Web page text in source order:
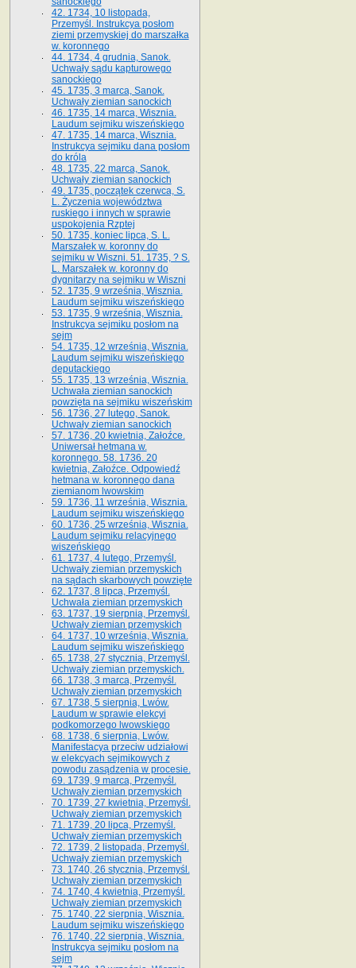
42. 1734, 10 listopada,
Przemyśl. Instrukcya posłom
ziemi przemyskiej do marszałka
w. koronnego
44. 1734, 4 grudnia, Sanok.
Uchwały sądu kapturowego
sanockiego
45. 1735, 3 marca, Sanok.
Uchwały ziemian sanockich
46. 1735, 14 marca, Wisznia.
Laudum sejmiku wiszeńskiego
47. 1735, 14 marca, Wisznia.
Instrukcya sejmiku dana posłom
do króla
48. 1735, 22 marca, Sanok.
Uchwały ziemian sanockich
49. 1735, początek czerwca, S.
L. Życzenia województwa
ruskiego i innych w sprawie
uspokojenia Rzptej
50. 1735, koniec lipca, S. L.
Marszałek w. koronny do
sejmiku w Wiszni. 51. 1735, ? S.
L. Marszałek w. koronny do
dygnitarzy na sejmiku w Wiszni
52. 1735, 9 września, Wisznia.
Laudum sejmiku wiszeńskiego
53. 1735, 9 września, Wisznia.
Instrukcya sejmiku posłom na
sejm
54. 1735, 12 września, Wisznia.
Laudum sejmiku wiszeńskiego
deputackiego
55. 1735, 13 września, Wisznia.
Uchwała ziemian sanockich
powzięta na sejmiku wiszeńskim
56. 1736, 27 lutego, Sanok.
Uchwały ziemian sanockich
57. 1736, 20 kwietnia, Załoźce.
Uniwersał hetmana w.
koronnego. 58. 1736. 20
kwietnia, Załoźce. Odpowiedź
hetmana w. koronnego dana
ziemianom lwowskim
59. 1736, 11 września, Wisznia.
Laudum sejmiku wiszeńskiego
60. 1736, 25 września, Wisznia.
Laudum sejmiku relacyjnego
wiszeńskiego
61. 1737, 4 lutego, Przemyśl.
Uchwały ziemian przemyskich
na sądach skarbowych powzięte
62. 1737, 8 lipca, Przemyśl.
Uchwała ziemian przemyskich
63. 1737, 19 sierpnia, Przemyśl.
Uchwały ziemian przemyskich
64. 1737, 10 września, Wisznia.
Laudum sejmiku wiszeńskiego
65. 1738, 27 stycznia, Przemyśl.
Uchwały ziemian przemyskich­­.
66. 1738, 3 marca, Przemyśl.
Uchwały ziemian przemyskich­
67. 1738, 5 sierpnia, Lwów.
Laudum w sprawie elekcyi
podkomorzego lwowskiego
68. 1738, 6 sierpnia, Lwów.
Manifestacya przeciw udziałowi
w elekcyach sejmikowych z
powodu zasądzenia w procesie.
69. 1739, 9 marca, Przemyśl.
Uchwały ziemian przemyskich
70. 1739, 27 kwietnia, Przemyśl.
Uchwały ziemian przemyskich
71. 1739, 20 lipca, Przemyśl.
Uchwały ziemian przemyskich
72. 1739, 2 listopada, Przemyśl.
Uchwały ziemian przemyskich
73. 1740, 26 stycznia, Przemyśl.
Uchwały ziemian przemyskich
74. 1740, 4 kwietnia, Przemyśl.
Uchwały ziemian przemyskich
75. 1740, 22 sierpnia, Wisznia.
Laudum sejmiku wiszeńskiego
76. 1740, 22 sierpnia, Wisznia.
Instrukcya sejmiku posłom na
sejm